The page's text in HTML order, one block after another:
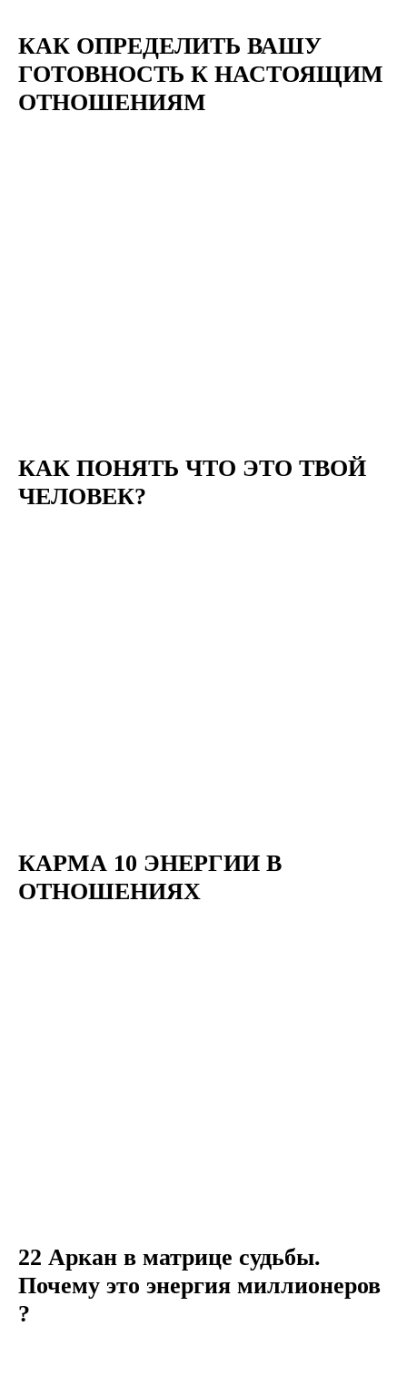
КАК ОПРЕДЕЛИТЬ ВАШУ
ГОТОВНОСТЬ К НАСТОЯЩИМ
ОТНОШЕНИЯМ
КАК ПОНЯТЬ ЧТО ЭТО ТВОЙ
ЧЕЛОВЕК?
КАРМА 10 ЭНЕРГИИ В
ОТНОШЕНИЯХ
22 Аркан в матрице судьбы.
Почему это энергия миллионеров
?